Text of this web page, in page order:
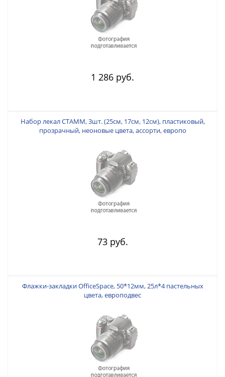
1 286 руб.
Набор лекал СТАММ, 3шт. (25см, 17см, 12см), пластиковый,
прозрачный, неоновые цвета, ассорти, европо
73 руб.
Флажки-закладки OfficeSpace, 50*12мм, 25л*4 пастельных
цвета, европодвес